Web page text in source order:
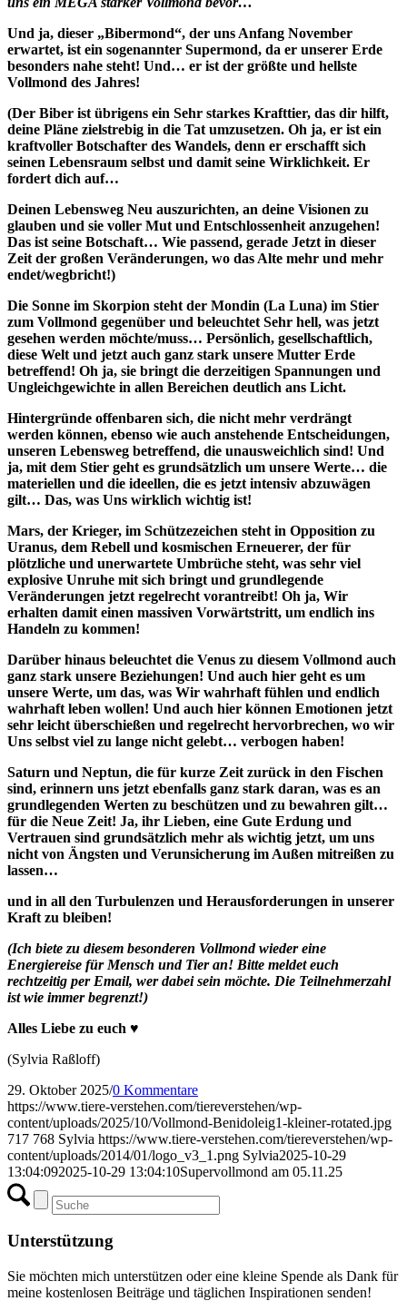
Und ja, dieser „Bibermond“, der uns Anfang November
erwartet, ist ein sogenannter Supermond, da er unserer Erde
besonders nahe steht! Und… er ist der größte und hellste
Vollmond des Jahres!
(Der Biber ist übrigens ein Sehr starkes Krafttier, das dir hilft,
deine Pläne zielstrebig in die Tat umzusetzen. Oh ja, er ist ein
kraftvoller Botschafter des Wandels, denn er erschafft sich
seinen Lebensraum selbst und damit seine Wirklichkeit. Er
fordert dich auf…
Deinen Lebensweg Neu auszurichten, an deine Visionen zu
glauben und sie voller Mut und Entschlossenheit anzugehen!
Das ist seine Botschaft… Wie passend, gerade Jetzt in dieser
Zeit der großen Veränderungen, wo das Alte mehr und mehr
endet/wegbricht!)
Die Sonne im Skorpion steht der Mondin (La Luna) im Stier
zum Vollmond gegenüber und beleuchtet Sehr hell, was jetzt
gesehen werden möchte/muss… Persönlich, gesellschaftlich,
diese Welt und jetzt auch ganz stark unsere Mutter Erde
betreffend! Oh ja, sie bringt die derzeitigen Spannungen und
Ungleichgewichte in allen Bereichen deutlich ans Licht.
Hintergründe offenbaren sich, die nicht mehr verdrängt
werden können, ebenso wie auch anstehende Entscheidungen,
unseren Lebensweg betreffend, die unausweichlich sind! Und
ja, mit dem Stier geht es grundsätzlich um unsere Werte… die
materiellen und die ideellen, die es jetzt intensiv abzuwägen
gilt… Das, was Uns wirklich wichtig ist!
Mars, der Krieger, im Schützezeichen steht in Opposition zu
Uranus, dem Rebell und kosmischen Erneuerer, der für
plötzliche und unerwartete Umbrüche steht, was sehr viel
explosive Unruhe mit sich bringt und grundlegende
Veränderungen jetzt regelrecht vorantreibt! Oh ja, Wir
erhalten damit einen massiven Vorwärtstritt, um endlich ins
Handeln zu kommen!
Darüber hinaus beleuchtet die Venus zu diesem Vollmond auch
ganz stark unsere Beziehungen! Und auch hier geht es um
unsere Werte, um das, was Wir wahrhaft fühlen und endlich
wahrhaft leben wollen! Und auch hier können Emotionen jetzt
sehr leicht überschießen und regelrecht hervorbrechen, wo wir
Uns selbst viel zu lange nicht gelebt… verbogen haben!
Saturn und Neptun, die für kurze Zeit zurück in den Fischen
sind, erinnern uns jetzt ebenfalls ganz stark daran, was es an
grundlegenden Werten zu beschützen und zu bewahren gilt…
für die Neue Zeit! Ja, ihr Lieben, eine Gute Erdung und
Vertrauen sind grundsätzlich mehr als wichtig jetzt, um uns
nicht von Ängsten und Verunsicherung im Außen mitreißen zu
lassen…
und in all den Turbulenzen und Herausforderungen in unserer
Kraft zu bleiben!
(Ich biete zu diesem besonderen Vollmond wieder eine
Energiereise für Mensch und Tier an! Bitte meldet euch
rechtzeitig per Email, wer dabei sein möchte. Die Teilnehmerzahl
ist wie immer begrenzt!)
Alles Liebe zu euch ♥
(Sylvia Raßloff)
29. Oktober 2025/0 Kommentare
https://www.tiere-verstehen.com/tiereverstehen/wp-
content/uploads/2025/10/Vollmond-Benidoleig1-kleiner-rotated.jpg
717 768 Sylvia https://www.tiere-verstehen.com/tiereverstehen/wp-
content/uploads/2014/01/logo_v3_1.png Sylvia2025-10-29
13:04:092025-10-29 13:04:10Supervollmond am 05.11.25
Unterstützung
Sie möchten mich unterstützen oder eine kleine Spende als Dank für
meine kostenlosen Beiträge und täglichen Inspirationen senden!